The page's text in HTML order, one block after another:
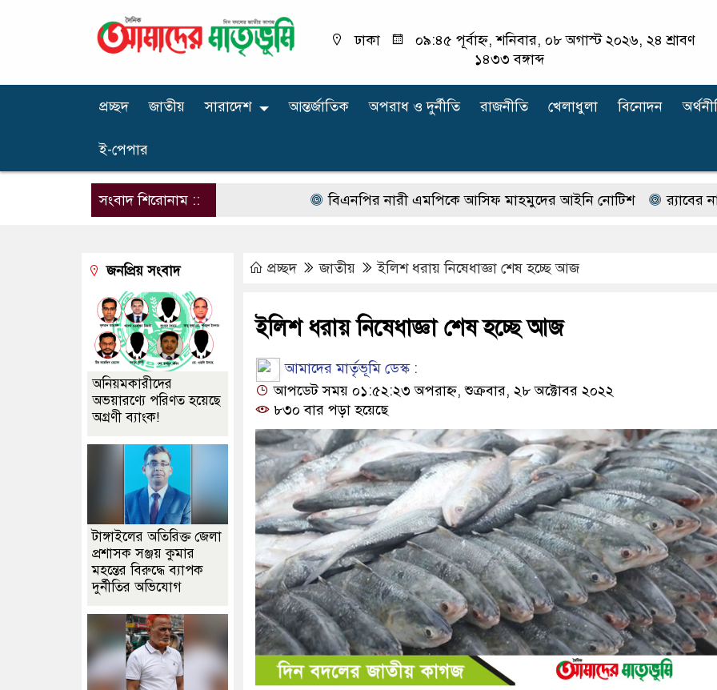
ঢাকা
০৯:৪৫ পূর্বাহ্ন, শনিবার, ০৮ অগাস্ট ২০২৬, ২৪ শ্রাবণ
১৪৩৩ বঙ্গাব্দ
প্রচ্ছদ জাতীয় সারাদেশ আন্তর্জাতিক অপরাধ ‍ও দুর্নীতি রাজনীতি খেলাধুলা বিনোদন
ই-পেপার
সংবাদ শিরোনাম :: বিএনপির নারী এমপিকে আসিফ মাহমুদের আইনি নোটিশ র‍্যাবের নাম
প্রচ্ছদ জাতীয় ইলিশ ধরায় নিষেধাজ্ঞা শেষ হচ্ছে আজ
ইলিশ ধরায় নিষেধাজ্ঞা শেষ হচ্ছে আজ
আমাদের মার্তৃভূমি ডেস্ক :
আপডেট সময় ০১:৫২:২৩ অপরাহ্ন, শুক্রবার, ২৮ অক্টোবর ২০২২
৮৩০ বার পড়া হয়েছে
জনপ্রিয় সংবাদ
অনিয়মকারীদের
অভয়ারণ্যে পরিণত হয়েছে
অগ্রণী ব্যাংক!
টাঙ্গাইলের অতিরিক্ত জেলা
প্রশাসক সঞ্জয় কুমার
মহন্তের বিরুদ্ধে ব্যাপক
দুর্নীতির অভিযোগ